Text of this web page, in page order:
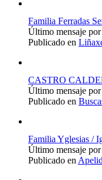
Familia Ferradas
Último mensaje por
Publicado en
CASTRO
Último mensaje por
Publicado en
Familia Yglesias /
Último mensaje por
Publicado en